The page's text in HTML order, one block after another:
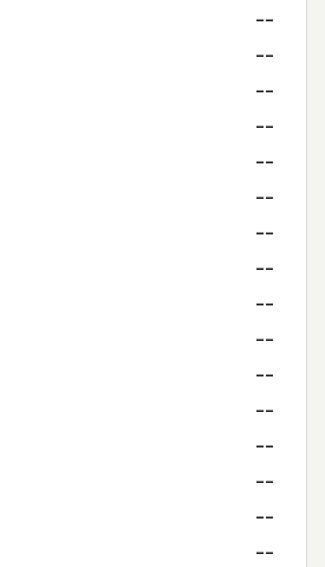
--
--
--
--
--
--
--
--
--
--
--
--
--
--
--
--